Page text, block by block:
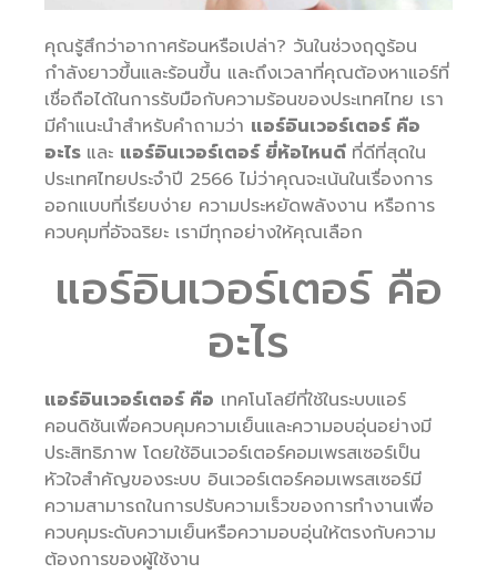
คุณรู้สึกว่าอากาศร้อนหรือเปล่า? วันในช่วงฤดูร้อน
กำลังยาวขึ้นและร้อนขึ้น และถึงเวลาที่คุณต้องหาแอร์ที่
เชื่อถือได้ในการรับมือกับความร้อนของประเทศไทย เรา
มีคำแนะนำสำหรับคำถามว่า แอร์อินเวอร์เตอร์ คือ
อะไร และ แอร์อินเวอร์เตอร์ ยี่ห้อไหนดี ที่ดีที่สุดใน
ประเทศไทยประจำปี 2566 ไม่ว่าคุณจะเน้นในเรื่องการ
ออกแบบที่เรียบง่าย ความประหยัดพลังงาน หรือการ
ควบคุมที่อัจฉริยะ เรามีทุกอย่างให้คุณเลือก
แอร์อินเวอร์เตอร์ คือ
อะไร
แอร์อินเวอร์เตอร์ คือ เทคโนโลยีที่ใช้ในระบบแอร์
คอนดิชันเพื่อควบคุมความเย็นและความอบอุ่นอย่างมี
ประสิทธิภาพ โดยใช้อินเวอร์เตอร์คอมเพรสเซอร์เป็น
หัวใจสำคัญของระบบ อินเวอร์เตอร์คอมเพรสเซอร์มี
ความสามารถในการปรับความเร็วของการทำงานเพื่อ
ควบคุมระดับความเย็นหรือความอบอุ่นให้ตรงกับความ
ต้องการของผู้ใช้งาน